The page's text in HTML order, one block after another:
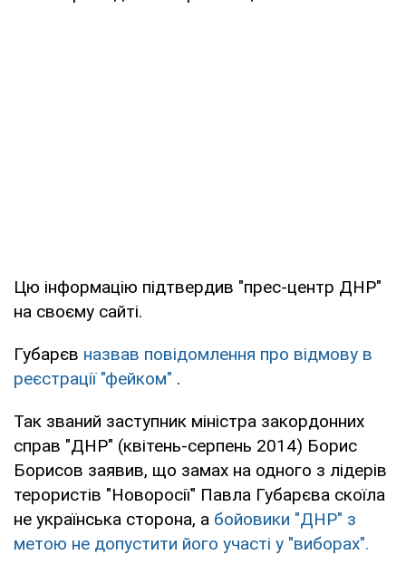
Цю інформацію підтвердив "прес-центр ДНР"
на своєму сайті.
Губарєв назвав повідомлення про відмову в
реєстрації "фейком" .
Так званий заступник міністра закордонних
справ "ДНР" (квітень-серпень 2014) Борис
Борисов заявив, що замах на одного з лідерів
терористів "Новоросії" Павла Губарєва скоїла
не українська сторона, а бойовики "ДНР" з
метою не допустити його участі у "виборах".